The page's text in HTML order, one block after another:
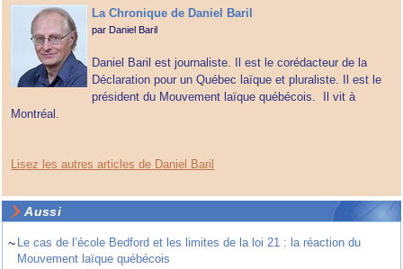
La Chronique de Daniel Baril
par Daniel Baril
Daniel Baril est journaliste. Il est le corédacteur de la
Déclaration pour un Québec laïque et pluraliste. Il est le
président du Mouvement laïque québécois. Il vit à
Montréal.
Lisez les autres articles de Daniel Baril
Aussi
~ Le cas de l’école Bedford et les limites de la loi 21 : la réaction du
Mouvement laïque québécois